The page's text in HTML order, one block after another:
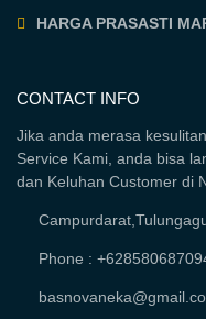
HARGA PRASASTI
CONTACT INFO
Jika anda merasa
Service Kami, anda bisa
dan Keluhan Customer di
Phone :